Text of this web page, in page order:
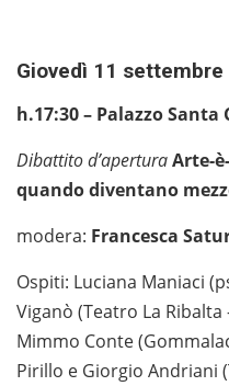
Giovedì 11 settembre
h.17:30 – Palazzo Santa
Dibattito d’aperturaArte-
quando diventano
modera: Francesca
Ospiti: Luciana Maniaci
Viganò (Teatro La
Mimmo Conte
Pirillo e Giorgio Andriani